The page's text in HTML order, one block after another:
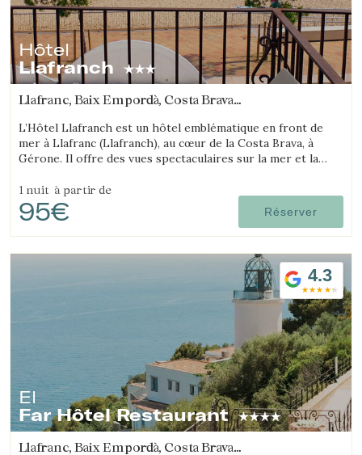
Hôtel
Llafranch
Llafranc, Baix Empordà, Costa Brava
L’Hôtel Llafranch est un hôtel emblématique en front de
mer à Llafranc (Llafranch), au cœur de la Costa Brava, à
Gérone. Il offre des vues spectaculaires sur la mer et la
1 nuit à partir de
95€ Réserver
4.3
El
Far Hôtel Restaurant
Llafranc, Baix Empordà, Costa Brava